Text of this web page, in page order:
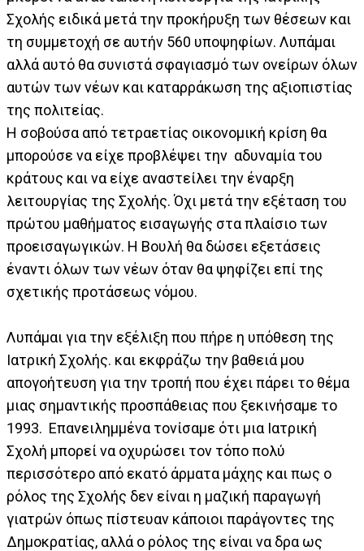
Σχολής ειδικά μετά την προκήρυξη των θέσεων και
τη συμμετοχή σε αυτήν 560 υποψηφίων. Λυπάμαι
αλλά αυτό θα συνιστά σφαγιασμό των ονείρων όλων
αυτών των νέων και καταρράκωση της αξιοπιστίας
της πολιτείας.
Η σοβούσα από τετραετίας οικονομική κρίση θα
μπορούσε να είχε προβλέψει την αδυναμία του
κράτους και να είχε αναστείλει την έναρξη
λειτουργίας της Σχολής. Όχι μετά την εξέταση του
πρώτου μαθήματος εισαγωγής στα πλαίσιο των
προεισαγωγικών. Η Βουλή θα δώσει εξετάσεις
έναντι όλων των νέων όταν θα ψηφίζει επί της
σχετικής προτάσεως νόμου.
Λυπάμαι για την εξέλιξη που πήρε η υπόθεση της
Ιατρική Σχολής. και εκφράζω την βαθειά μου
απογοήτευση για την τροπή που έχει πάρει το θέμα
μιας σημαντικής προσπάθειας που ξεκινήσαμε το
1993. Επανειλημμένα τονίσαμε ότι μια Ιατρική
Σχολή μπορεί να οχυρώσει τον τόπο πολύ
περισσότερο από εκατό άρματα μάχης και πως ο
ρόλος της Σχολής δεν είναι η μαζική παραγωγή
γιατρών όπως πίστευαν κάποιοι παράγοντες της
Δημοκρατίας, αλλά ο ρόλος της είναι να δρα ως